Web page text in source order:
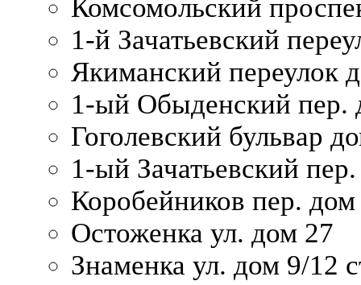
Комсомольский
1-й Зачатьевский
Якиманский переулок
1-ый Обыденский пер.
Гоголевский бульвар
1-ый Зачатьевский
Коробейников пер.
Остоженка ул. дом 27
Знаменка ул. дом 9/12